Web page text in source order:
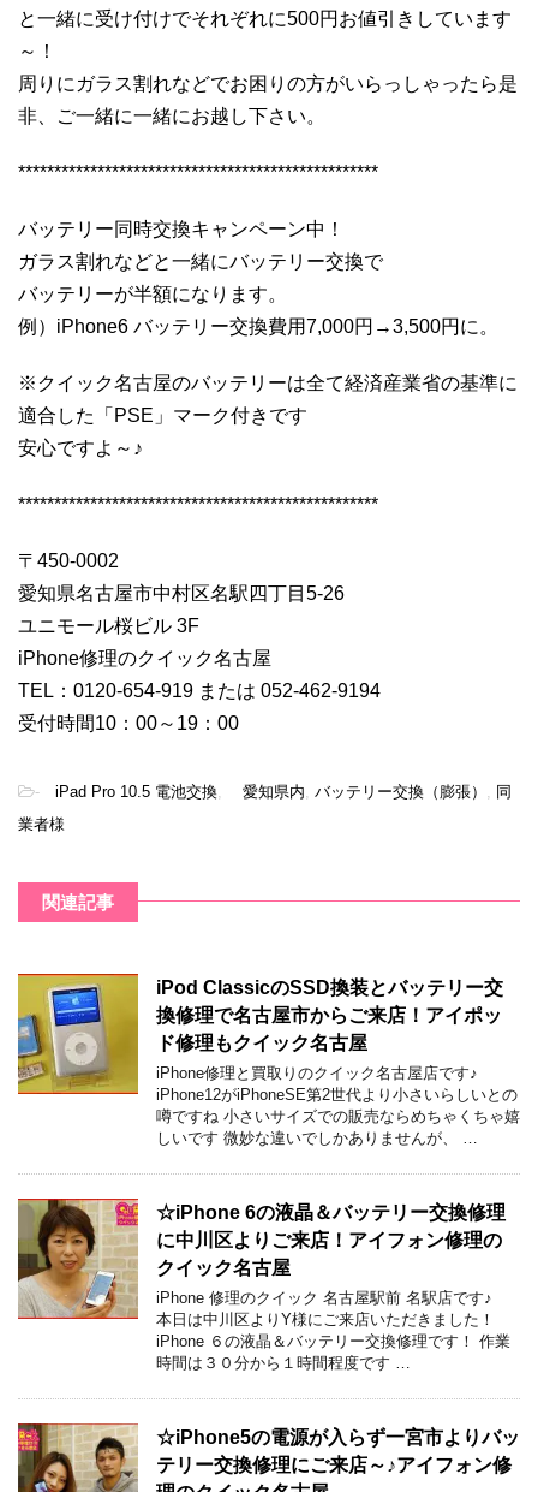
と一緒に受け付けでそれぞれに500円お値引きしています
～！
周りにガラス割れなどでお困りの方がいらっしゃったら是
非、ご一緒に一緒にお越し下さい。
**************************************************
バッテリー同時交換キャンペーン中！
ガラス割れなどと一緒にバッテリー交換で
バッテリーが半額になります。
例）iPhone6 バッテリー交換費用7,000円→3,500円に。
※クイック名古屋のバッテリーは全て経済産業省の基準に
適合した「PSE」マーク付きです
安心ですよ～♪
**************************************************
〒450-0002
愛知県名古屋市中村区名駅四丁目5-26
ユニモール桜ビル 3F
iPhone修理のクイック名古屋
TEL：0120-654-919 または 052-462-9194
受付時間10：00～19：00
- iPad Pro 10.5 電池交換, 愛知県内, バッテリー交換（膨張） , 同
業者様
関連記事
iPod ClassicのSSD換装とバッテリー交
換修理で名古屋市からご来店！アイポッ
ド修理もクイック名古屋
iPhone修理と買取りのクイック名古屋店です♪
iPhone12がiPhoneSE第2世代より小さいらしいとの
噂ですね 小さいサイズでの販売ならめちゃくちゃ嬉
しいです 微妙な違いでしかありませんが、 …
☆iPhone 6の液晶＆バッテリー交換修理
に中川区よりご来店！アイフォン修理の
クイック名古屋
iPhone 修理のクイック 名古屋駅前 名駅店です♪
本日は中川区よりY様にご来店いただきました！
iPhone ６の液晶＆バッテリー交換修理です！ 作業
時間は３０分から１時間程度です …
☆iPhone5の電源が入らず一宮市よりバッ
テリー交換修理にご来店～♪アイフォン修